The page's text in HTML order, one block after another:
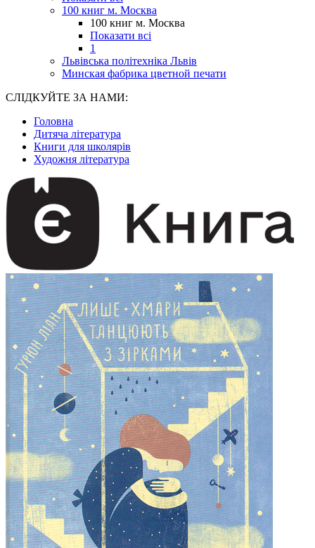
100 книг м. Москва
100 книг м. Москва
Показати всі
1
Львівська політехніка Львів
Минская фабрика цветной печати
СЛІДКУЙТЕ ЗА НАМИ:
Головна
Дитяча література
Книги для школярів
Художня література